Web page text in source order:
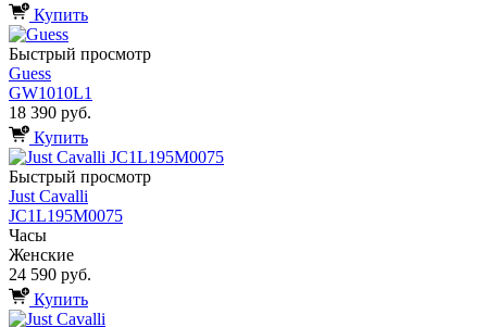
Купить
Быстрый просмотр
Guess
GW1010L1
18 390 руб.
Купить
Быстрый просмотр
Just Cavalli
JC1L195M0075
Часы
Женские
24 590 руб.
Купить